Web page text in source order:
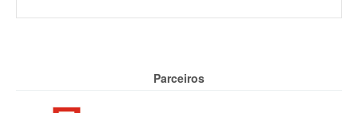
Parceiros